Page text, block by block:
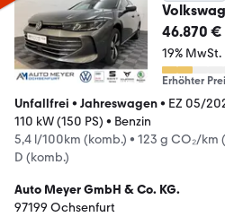
eTSI
46.870 €
19% MwSt.
Erhöhter
Unfallfrei • Jahreswagen• EZ 05/
110 kW (150 PS) • Benzin
5,4 l/100km (komb.) • 123 g CO₂/km
D (komb.)
Auto Meyer GmbH & Co. KG.
97199 Ochsenfurt